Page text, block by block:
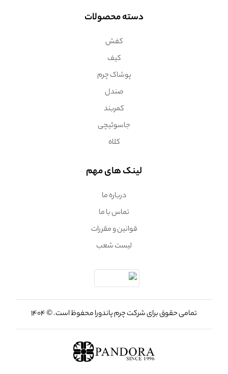
دسته محصولات
کفش
کیف
پوشاک چرم
صندل
کمربند
جاسوئیچی
کلاه
لینک های مهم
درباره ما
تماس با ما
قوانین و مقررات
لیست شعب
تمامی حقوق برای شرکت چرم پاندورا محفوظ است. © 1404